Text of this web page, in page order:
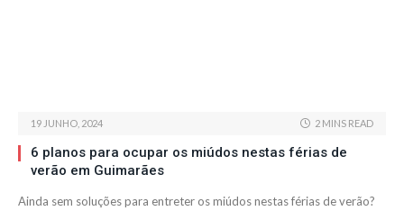
19 JUNHO, 2024 2 MINS READ
6 planos para ocupar os miúdos nestas férias de
verão em Guimarães
Ainda sem soluções para entreter os miúdos nestas férias de verão?